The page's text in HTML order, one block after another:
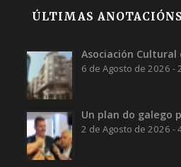
ÚLTIMAS ANOTACIÓNS
Asociación Cultural
6 de Agosto de 2026 -
Un plan do galego
2 de Agosto de 2026 -